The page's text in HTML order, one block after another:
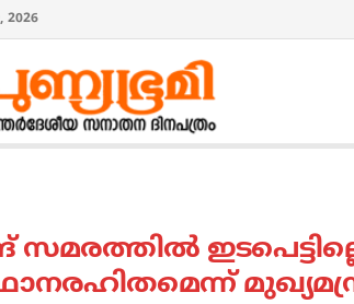
2026
സമരത്തില്‍